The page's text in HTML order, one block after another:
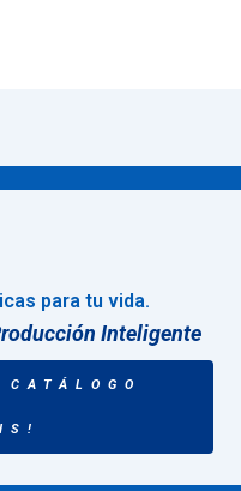
para tu vida.
Inteligente